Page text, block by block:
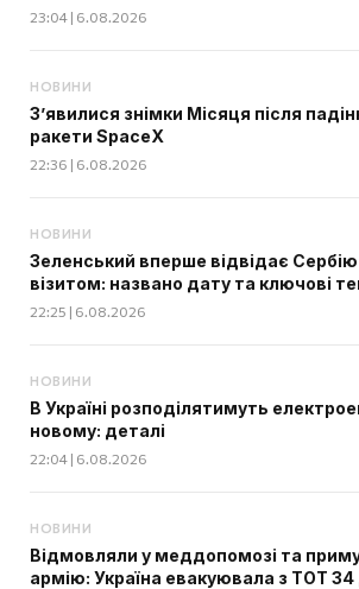
23:04 | 6.08.2026
НОВИНИ
З’явилися знімки Місяця після
ракети SpaceX
22:36 | 6.08.2026
НОВИНИ
Зеленський вперше відвідає Сербію
візитом: названо дату та ключові
22:25 | 6.08.2026
НОВИНИ
В Україні розподілятимуть
новому: деталі
22:04 | 6.08.2026
НОВИНИ
Відмовляли у меддопомозі та
армію: Україна евакуювала з ТОТ